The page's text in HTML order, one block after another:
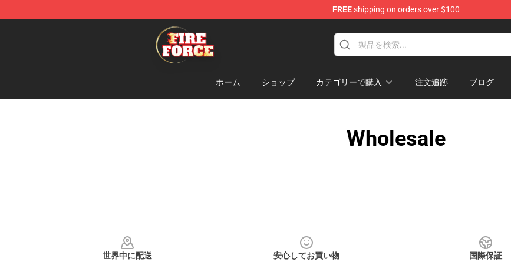
FREEshipping on orders over $100
Fire Force Store - Official Fire Force Merchandise Shop
ホーム ショップ カテゴリーで購入 注文追跡 ブログ
Wholesale
世界中に配送
安心してお買い物
国際保証